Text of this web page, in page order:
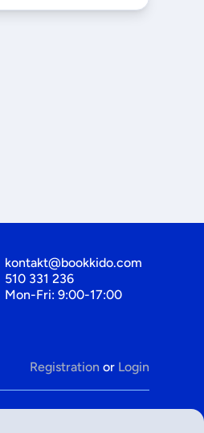
kontakt@bookkido.com
510 331 236
Mon-Fri: 9:00-17:00
Registration or Login